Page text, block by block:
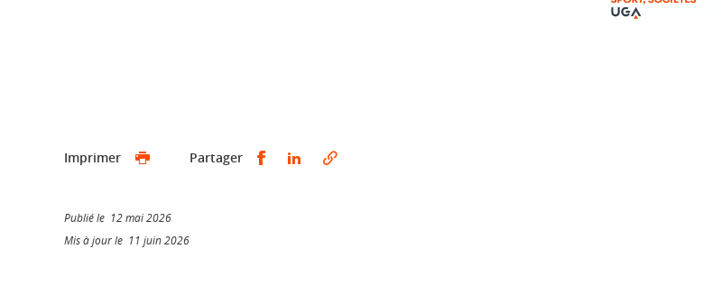
Imprimer Partager Partager sur Facebook
Partager sur LinkedIn
Publié le 12 mai 2026
Mis à jour le 11 juin 2026